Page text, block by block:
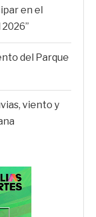
en el
del Parque
viento y